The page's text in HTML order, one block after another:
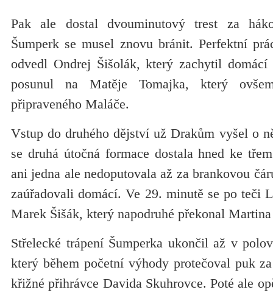
Pak ale dostal dvouminutový trest za
Šumperk se musel znovu bránit. Perfektní
odvedl Ondrej Šišolák, který zachytil
posunul na Matěje Tomajka, který
připraveného Maláče.
Vstup do druhého dějství už Drakům vyšel o
se druhá útočná formace dostala hned ke
ani jedna ale nedoputovala až za brankovou
zaúřadovali domácí. Ve 29. minutě se po teči
Marek Šišák, který napodruhé překonal
Střelecké trápení Šumperka ukončil až v
který během početní výhody protečoval puk
křižné přihrávce Davida Skuhrovce. Poté ale